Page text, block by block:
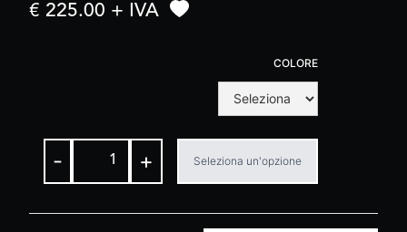
€ 225.00 + IVA
COLORE
- + Seleziona un'opzione